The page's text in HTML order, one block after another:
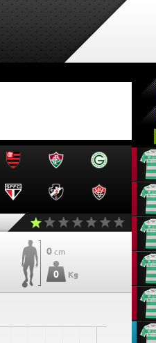
0 cm
0 Kg